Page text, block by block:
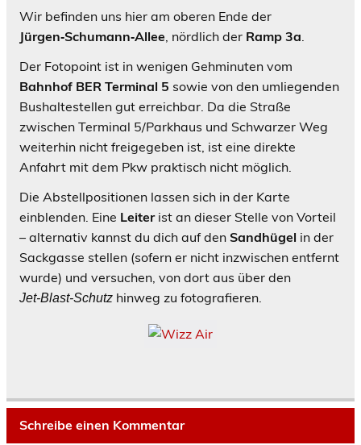
Wir befinden uns hier am oberen Ende der
Jürgen‑Schumann‑Allee, nördlich der Ramp 3a.
Der Fotopoint ist in wenigen Gehminuten vom
Bahnhof BER Terminal 5 sowie von den umliegenden
Bushaltestellen gut erreichbar. Da die Straße
zwischen Terminal 5/Parkhaus und Schwarzer Weg
weiterhin nicht freigegeben ist, ist eine direkte
Anfahrt mit dem Pkw praktisch nicht möglich.
Die Abstellpositionen lassen sich in der Karte
einblenden. Eine Leiterist an dieser Stelle von Vorteil
– alternativ kannst du dich auf den Sandhügel in der
Sackgasse stellen (sofern er nicht inzwischen entfernt
wurde) und versuchen, von dort aus über den
Jet‑Blast‑Schutz hinweg zu fotografieren.
Schreibe einen Kommentar